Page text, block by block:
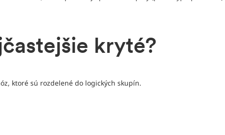
kryté?
ktoré sú rozdelené do logických skupín.